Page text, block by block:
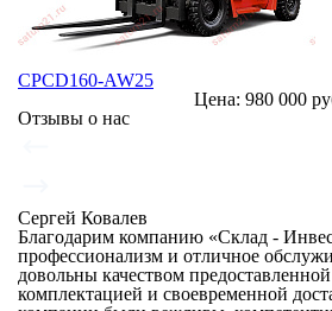
CPCD160-AW25
Цена: 980 000
Отзывы о нас
Сергей Ковалев
Благодарим компанию «Склад -
профессионализм и отличное
довольны качеством
комплектацией и своевременной